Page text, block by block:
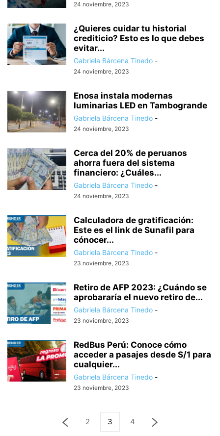
24 noviembre, 2023
¿Quieres cuidar tu historial
crediticio? Esto es lo que debes
evitar...
Gabriela Bárcena Tinedo -
24 noviembre, 2023
Enosa instala modernas
luminarias LED en Tambogrande
Gabriela Bárcena Tinedo -
24 noviembre, 2023
Cerca del 20% de peruanos
ahorra fuera del sistema
financiero: ¿Cuáles...
Gabriela Bárcena Tinedo -
24 noviembre, 2023
Calculadora de gratificación:
Este es el link de Sunafil para
cónocer...
Gabriela Bárcena Tinedo -
23 noviembre, 2023
Retiro de AFP 2023: ¿Cuándo se
aprobararía el nuevo retiro de...
Gabriela Bárcena Tinedo -
23 noviembre, 2023
RedBus Perú: Conoce cómo
acceder a pasajes desde S/1 para
cualquier...
Gabriela Bárcena Tinedo -
23 noviembre, 2023
2 3 4